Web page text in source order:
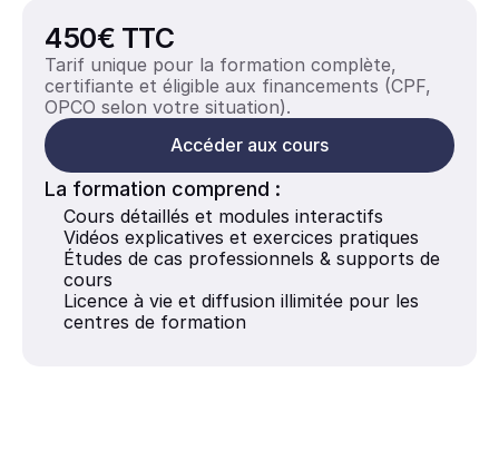
450€ TTC
Tarif unique pour la formation complète,
certifiante et éligible aux financements (CPF,
OPCO selon votre situation).
Accéder aux cours
La formation comprend :
Cours détaillés et modules interactifs
Vidéos explicatives et exercices pratiques
Études de cas professionnels & supports de
cours
Licence à vie et diffusion illimitée pour les
centres de formation